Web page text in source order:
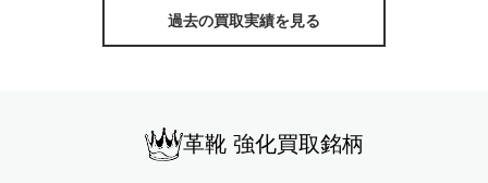
過去の買取実績を見る
革靴 強化買取銘柄